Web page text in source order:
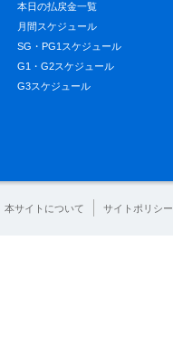
本日の払戻金一覧
月間スケジュール
SG・PG1スケジュール
G1・G2スケジュール
G3スケジュール
本サイトについて サイトポリシー